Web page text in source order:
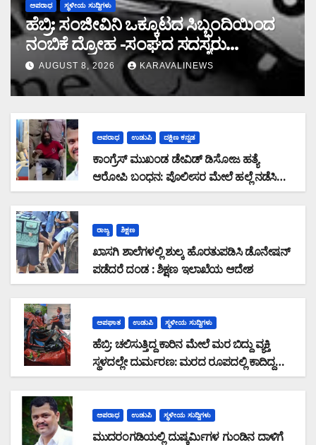
ಅಪರಾಧ ಸ್ಥಳೀಯ ಸುದ್ದಿಗಳು
ಹೆಬ್ರಿ: ಸಂಜೀವಿನಿ ಒಕ್ಕೂಟದ ಸಿಬ್ಬಂದಿಯಿಂದ
ನಂಬಿಕೆ ದ್ರೋಹ -ಸಂಘದ ಸದಸ್ಯರು
ಮರುಪಾವತಿ ಮಾಡಿದ ಸಾಲ ಜಮಾ ಮಾಡದೆ
28,19,489 ರೂ. ವಂಚನೆ
AUGUST 8, 2026 KARAVALINEWS
ಅಪರಾಧ ಉಡುಪಿ ದಕ್ಷಿಣ ಕನ್ನಡ
ಕಾಂಗ್ರೆಸ್ ಮುಖಂಡ ಡೇವಿಡ್ ಡಿಸೋಜ ಹತ್ಯೆ
ಆರೋಪಿ ಬಂಧನ: ಪೊಲೀಸರ ಮೇಲೆ ಹಲ್ಲೆ ನಡೆಸಿ
ಪರಾರಿಯಾಗುತ್ತಿದ್ದ ಆರೋಪಿ ಕಾಲಿಗೆ ಫೈರಿಂಗ್
ರಾಜ್ಯ ಶಿಕ್ಷಣ
ಖಾಸಗಿ ಶಾಲೆಗಳಲ್ಲಿ ಶುಲ್ಕ ಹೊರತುಪಡಿಸಿ ಡೊನೇಷನ್
ಪಡೆದರೆ ದಂಡ : ಶಿಕ್ಷಣ ಇಲಾಖೆಯ ಆದೇಶ
ಅಪಘಾತ ಉಡುಪಿ ಸ್ಥಳೀಯ ಸುದ್ದಿಗಳು
ಹೆಬ್ರಿ: ಚಲಿಸುತ್ತಿದ್ದ ಕಾರಿನ ಮೇಲೆ ಮರ ಬಿದ್ದು ವ್ಯಕ್ತಿ
ಸ್ಥಳದಲ್ಲೇ ದುರ್ಮರಣ: ಮರದ ರೂಪದಲ್ಲಿ ಕಾದಿದ್ದ
ಜವರಾಯ
ಅಪರಾಧ ಉಡುಪಿ ಸ್ಥಳೀಯ ಸುದ್ದಿಗಳು
ಮುದರಂಗಡಿಯಲ್ಲಿ ದುಷ್ಕರ್ಮಿಗಳ ಗುಂಡಿನ ದಾಳಿಗೆ